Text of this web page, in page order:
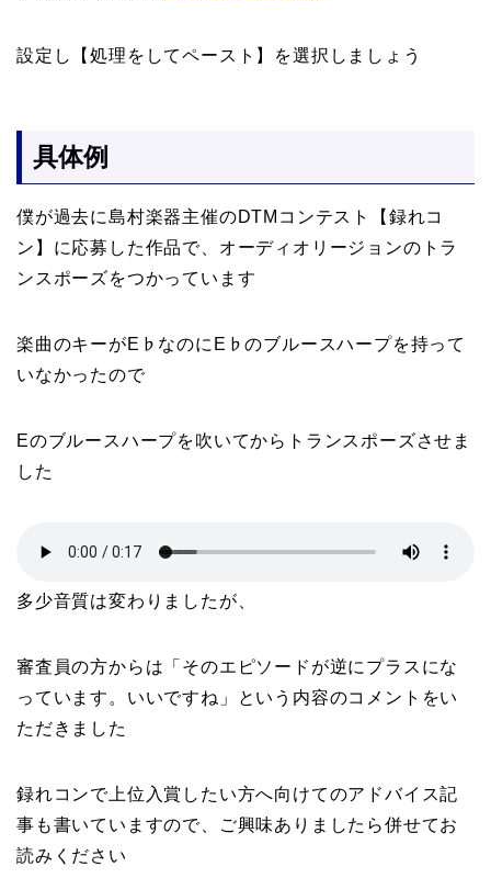
設定し【処理をしてペースト】を選択しましょう
具体例
僕が過去に島村楽器主催のDTMコンテスト【録れコ
ン】に応募した作品で、オーディオリージョンのトラ
ンスポーズをつかっています
楽曲のキーがE♭なのにE♭のブルースハープを持って
いなかったので
Eのブルースハープを吹いてからトランスポーズさせま
した
多少音質は変わりましたが、
審査員の方からは「そのエピソードが逆にプラスにな
っています。いいですね」という内容のコメントをい
ただきました
録れコンで上位入賞したい方へ向けてのアドバイス記
事も書いていますので、ご興味ありましたら併せてお
読みください